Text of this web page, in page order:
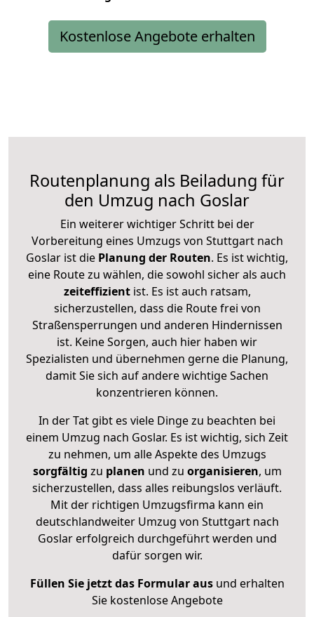
Kostenlose Angebote erhalten
Routenplanung als Beiladung für
den Umzug nach Goslar
Ein weiterer wichtiger Schritt bei der
Vorbereitung eines Umzugs von Stuttgart nach
Goslar ist die Planung der Routen. Es ist wichtig,
eine Route zu wählen, die sowohl sicher als auch
zeiteffizientist. Es ist auch ratsam,
sicherzustellen, dass die Route frei von
Straßensperrungen und anderen Hindernissen
ist. Keine Sorgen, auch hier haben wir
Spezialisten und übernehmen gerne die Planung,
damit Sie sich auf andere wichtige Sachen
konzentrieren können.
In der Tat gibt es viele Dinge zu beachten bei
einem Umzug nach Goslar. Es ist wichtig, sich Zeit
zu nehmen, um alle Aspekte des Umzugs
sorgfältig zu planen und zu organisieren, um
sicherzustellen, dass alles reibungslos verläuft.
Mit der richtigen Umzugsfirma kann ein
deutschlandweiter Umzug von Stuttgart nach
Goslar erfolgreich durchgeführt werden und
dafür sorgen wir.
Füllen Sie jetzt das Formular ausund erhalten
Sie kostenlose Angebote